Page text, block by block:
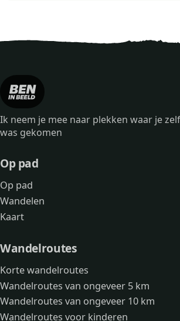
Ik neem je mee naar plekken waar je
was gekomen
Op pad
Op pad
Wandelen
Kaart
Wandelroutes
Korte wandelroutes
Wandelroutes van ongeveer 5 km
Wandelroutes van ongeveer 10 km
Wandelroutes voor kinderen